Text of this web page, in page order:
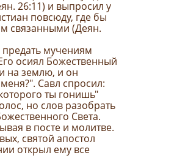
26:11) и выпросил у
повсюду, где бы
связанными (Деян.
предать мучениям
осиял Божественный
на землю, и он
Савл спросил:
ты гонишь"
но слов разобрать
Света.
в посте и молитве.
святой апостол
открыл ему все